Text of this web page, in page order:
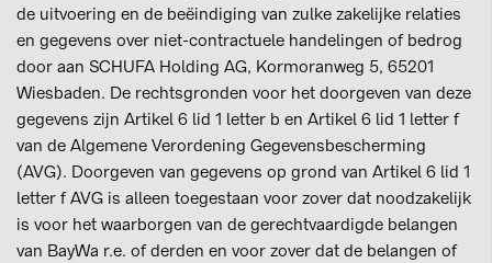
de uitvoering en de beëindiging van zulke zakelijke relaties
en gegevens over niet-contractuele handelingen of bedrog
door aan SCHUFA Holding AG, Kormoranweg 5, 65201
Wiesbaden. De rechtsgronden voor het doorgeven van deze
gegevens zijn Artikel 6 lid 1 letter b en Artikel 6 lid 1 letter f
van de Algemene Verordening Gegevensbescherming
(AVG). Doorgeven van gegevens op grond van Artikel 6 lid 1
letter f AVG is alleen toegestaan voor zover dat noodzakelijk
is voor het waarborgen van de gerechtvaardigde belangen
van BayWa r.e. of derden en voor zover dat de belangen of